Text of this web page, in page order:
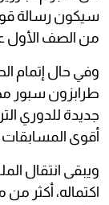
سيكون رسالة
من الصف الأول
وفي حال إتمام
طرابزون سبور
جديدة للدوري
أقوى المسابقات
ويبقى انتقال
اكتماله، أكثر